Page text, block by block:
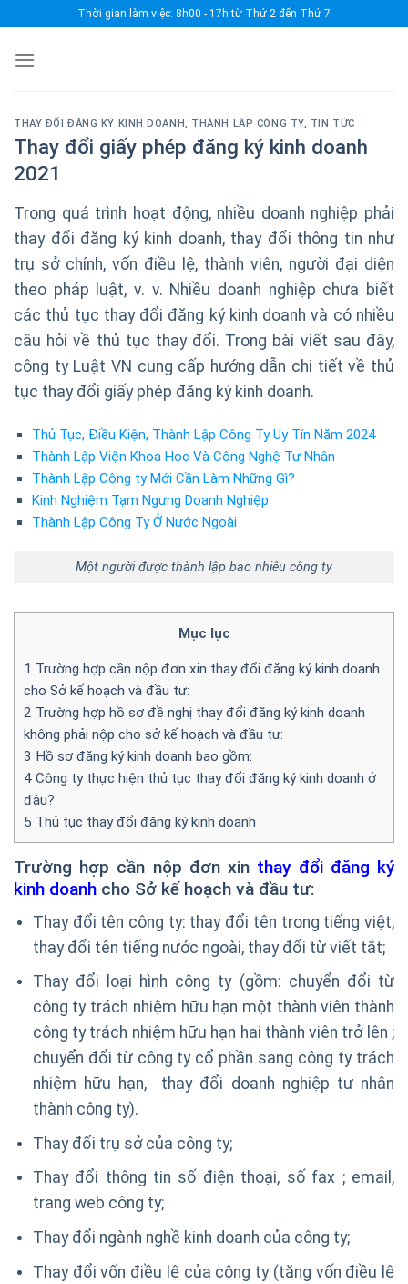
to
content
Thời gian làm việc: 8h00 - 17h từ Thứ 2 đến Thứ 7
THAY ĐỔI ĐĂNG KÝ KINH DOANH, THÀNH LẬP CÔNG TY, TIN TỨC
Thay đổi giấy phép đăng ký kinh doanh
2021
Trong quá trình hoạt động, nhiều doanh nghiệp phải
thay đổi đăng ký kinh doanh, thay đổi thông tin như
trụ sở chính, vốn điều lệ, thành viên, người đại diện
theo pháp luật, v. v. Nhiều doanh nghiệp chưa biết
các thủ tục thay đổi đăng ký kinh doanh và có nhiều
câu hỏi về thủ tục thay đổi. Trong bài viết sau đây,
công ty Luật VN cung cấp hướng dẫn chi tiết về thủ
tục thay đổi giấy phép đăng ký kinh doanh.
Thủ Tục, Điều Kiện, Thành Lập Công Ty Uy Tín Năm 2024
Thành Lập Viện Khoa Học Và Công Nghệ Tư Nhân
Thành Lập Công ty Mới Cần Làm Những Gì?
Kinh Nghiệm Tạm Ngưng Doanh Nghiệp
Thành Lập Công Ty Ở Nước Ngoài
Một người được thành lập bao nhiêu công ty
Mục lục
1 Trường hợp cần nộp đơn xin thay đổi đăng ký kinh doanh
cho Sở kế hoạch và đầu tư:
2 Trường hợp hồ sơ đề nghị thay đổi đăng ký kinh doanh
không phải nộp cho sở kế hoạch và đầu tư:
3 Hồ sơ đăng ký kinh doanh bao gồm:
4 Công ty thực hiện thủ tục thay đổi đăng ký kinh doanh ở
đâu?
5 Thủ tục thay đổi đăng ký kinh doanh
Trường hợp cần nộp đơn xin thay đổi đăng ký
kinh doanh cho Sở kế hoạch và đầu tư:
Thay đổi tên công ty: thay đổi tên trong tiếng việt,
thay đổi tên tiếng nước ngoài, thay đổi từ viết tắt;
Thay đổi loại hình công ty (gồm: chuyển đổi từ
công ty trách nhiệm hữu hạn một thành viên thành
công ty trách nhiệm hữu hạn hai thành viên trở lên ;
chuyển đổi từ công ty cổ phần sang công ty trách
nhiệm hữu hạn, thay đổi doanh nghiệp tư nhân
thành công ty).
Thay đổi trụ sở của công ty;
Thay đổi thông tin số điện thoại, số fax ; email,
trang web công ty;
Thay đổi ngành nghề kinh doanh của công ty;
Thay đổi vốn điều lệ của công ty (tăng vốn điều lệ